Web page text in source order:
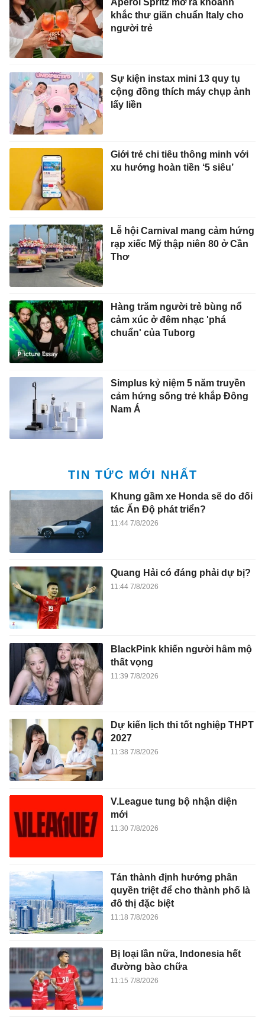
Aperol Spritz mở ra khoảnh
khắc thư giãn chuẩn Italy cho
người trẻ
Sự kiện instax mini 13 quy tụ
cộng đồng thích máy chụp ảnh
lấy liền
Giới trẻ chi tiêu thông minh với
xu hướng hoàn tiền ‘5 siêu’
Lễ hội Carnival mang cảm hứng
rạp xiếc Mỹ thập niên 80 ở Cần
Thơ
Hàng trăm người trẻ bùng nổ
cảm xúc ở đêm nhạc 'phá
chuẩn' của Tuborg
Simplus kỷ niệm 5 năm truyền
cảm hứng sống trẻ khắp Đông
Nam Á
TIN TỨC MỚI NHẤT
Khung gầm xe Honda sẽ do đối
tác Ấn Độ phát triển?
11:44 7/8/2026
Quang Hải có đáng phải dự bị?
11:44 7/8/2026
BlackPink khiến người hâm mộ
thất vọng
11:39 7/8/2026
Dự kiến lịch thi tốt nghiệp THPT
2027
11:38 7/8/2026
V.League tung bộ nhận diện
mới
11:30 7/8/2026
Tán thành định hướng phân
quyền triệt để cho thành phố là
đô thị đặc biệt
11:18 7/8/2026
Bị loại lần nữa, Indonesia hết
đường bào chữa
11:15 7/8/2026